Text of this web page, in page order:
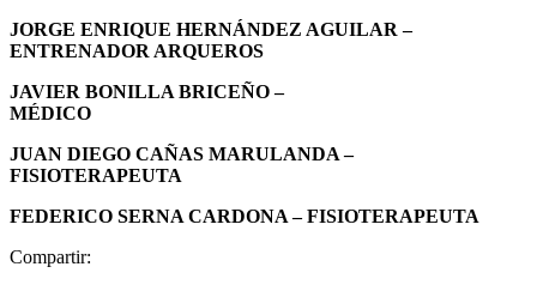
JORGE ENRIQUE HERNÁNDEZ AGUILAR –
ENTRENADOR ARQUEROS
JAVIER BONILLA BRICEÑO –
MÉDICO
JUAN DIEGO CAÑAS MARULANDA –
FISIOTERAPEUTA
FEDERICO SERNA CARDONA – ​FISIOTERAPEUTA
Compartir: